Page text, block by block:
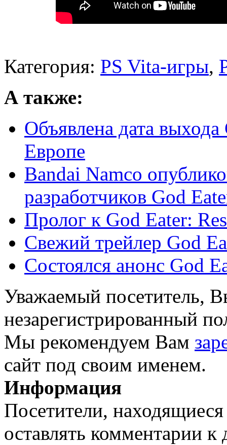
Категория: PS Vita-игры,
А также:
Объявлена дата
Европе
Bandai Namco
разработчиков God
Пролог к God Eater:
Свежий трейлер God
Состоялся анонс God
Уважаемый посетитель,
незарегистрированный
Мы рекомендуем Вам
сайт под своим именем.
Информация
Посетители,
оставлять комментарии